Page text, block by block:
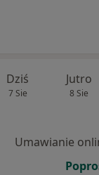
Dziś
7 Sie
Jutro
8 Sie
Umawianie